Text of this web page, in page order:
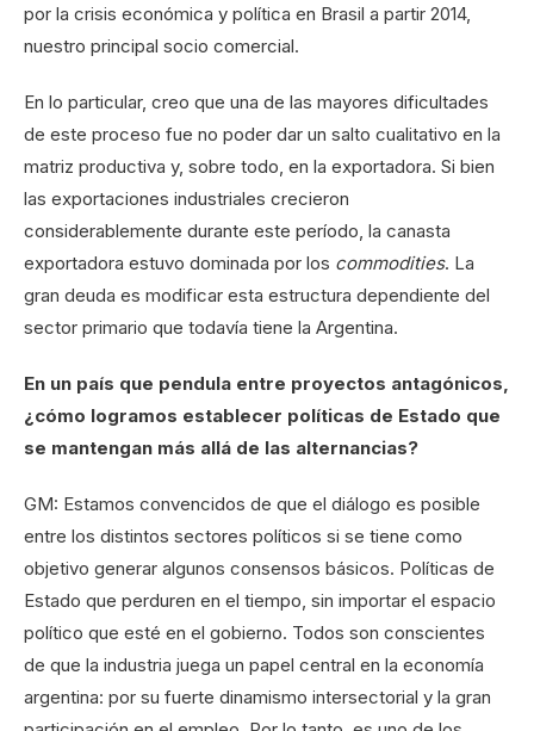
por la crisis económica y política en Brasil a partir 2014,
nuestro principal socio comercial.
En lo particular, creo que una de las mayores dificultades
de este proceso fue no poder dar un salto cualitativo en la
matriz productiva y, sobre todo, en la exportadora. Si bien
las exportaciones industriales crecieron
considerablemente durante este período, la canasta
exportadora estuvo dominada por los commodities. La
gran deuda es modificar esta estructura dependiente del
sector primario que todavía tiene la Argentina.
En un país que pendula entre proyectos antagónicos,
¿cómo logramos establecer políticas de Estado que
se mantengan más allá de las alternancias?
GM: Estamos convencidos de que el diálogo es posible
entre los distintos sectores políticos si se tiene como
objetivo generar algunos consensos básicos. Políticas de
Estado que perduren en el tiempo, sin importar el espacio
político que esté en el gobierno. Todos son conscientes
de que la industria juega un papel central en la economía
argentina: por su fuerte dinamismo intersectorial y la gran